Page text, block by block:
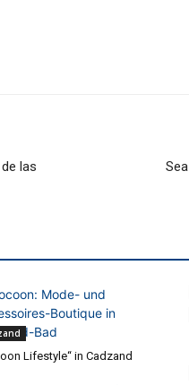
las
Lifestyle“ in Cadzand